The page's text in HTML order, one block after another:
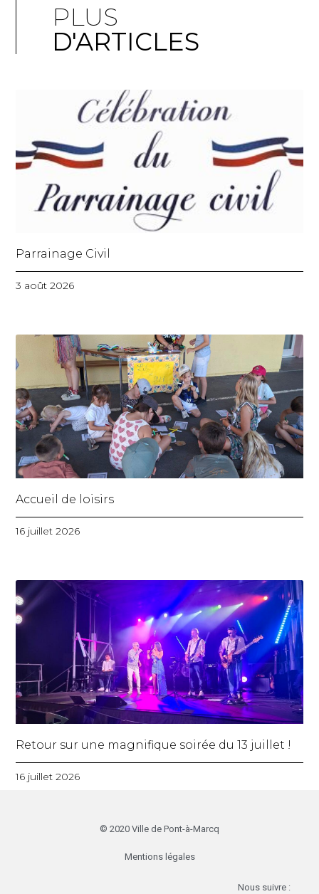
PLUS
D'ARTICLES
Parrainage Civil
3 août 2026
Accueil de loisirs
16 juillet 2026
Retour sur une magnifique soirée du 13 juillet !
16 juillet 2026
© 2020 Ville de Pont-à-Marcq
Mentions légales
Nous suivre :